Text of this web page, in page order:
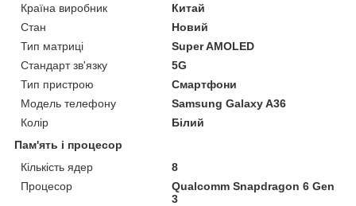
Країна виробник
Китай
Стан
Новий
Тип матриці
Super AMOLED
Стандарт зв'язку
5G
Тип пристрою
Смартфони
Модель телефону
Samsung Galaxy A36
Колір
Білий
Пам'ять і процесор
Кількість ядер
8
Процесор
Qualcomm Snapdragon 6 Gen
3